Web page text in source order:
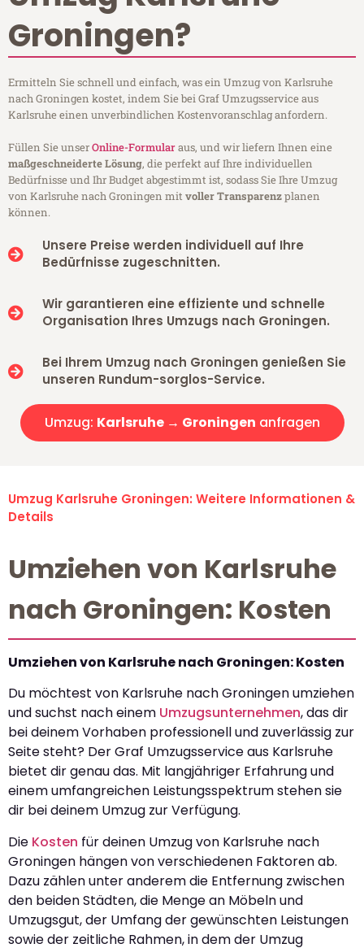
Groningen?
Ermitteln Sie schnell und einfach, was ein Umzug von Karlsruhe
nach Groningen kostet, indem Sie bei Graf Umzugsservice aus
Karlsruhe einen unverbindlichen Kostenvoranschlag anfordern.
Füllen Sie unserOnline-Formularaus, und wir liefern Ihnen eine
maßgeschneiderte Lösung, die perfekt auf Ihre individuellen
Bedürfnisse und Ihr Budget abgestimmt ist, sodass Sie Ihre Umzug
von Karlsruhe nach Groningen mitvoller Transparenzplanen
können.
Unsere Preise werden individuell auf Ihre
Bedürfnisse zugeschnitten.
Wir garantieren eine effiziente und schnelle
Organisation Ihres Umzugs nach Groningen.
Bei Ihrem Umzug nach Groningen genießen Sie
unseren Rundum-sorglos-Service.
Umzug: Karlsruhe → Groningen anfragen
Umzug Karlsruhe Groningen: Weitere Informationen &
Details
Umziehen von Karlsruhe
nach Groningen: Kosten
Umziehen von Karlsruhe nach Groningen: Kosten
Du möchtest von Karlsruhe nach Groningen umziehen
und suchst nach einem Umzugsunternehmen, das dir
bei deinem Vorhaben professionell und zuverlässig zur
Seite steht? Der Graf Umzugsservice aus Karlsruhe
bietet dir genau das. Mit langjähriger Erfahrung und
einem umfangreichen Leistungsspektrum stehen sie
dir bei deinem Umzug zur Verfügung.
Die Kosten für deinen Umzug von Karlsruhe nach
Groningen hängen von verschiedenen Faktoren ab.
Dazu zählen unter anderem die Entfernung zwischen
den beiden Städten, die Menge an Möbeln und
Umzugsgut, der Umfang der gewünschten Leistungen
sowie der zeitliche Rahmen, in dem der Umzug